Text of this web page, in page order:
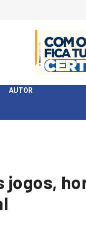
define a 2° fase,
AUTOR
jogos,